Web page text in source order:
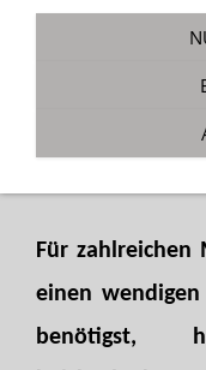
Für zahlreichen
einen wendigen
benötigst,